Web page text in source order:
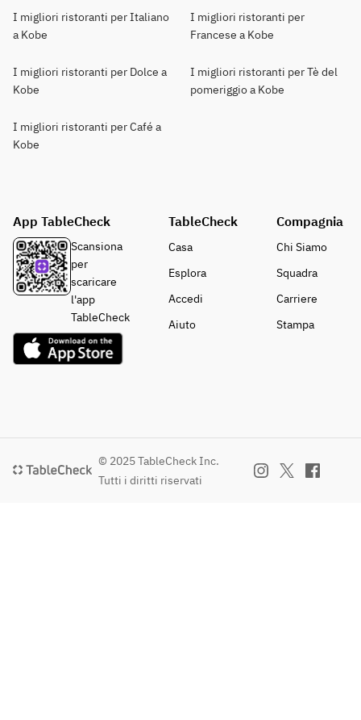
I migliori ristoranti per Italiano
a Kobe
I migliori ristoranti per
Francese a Kobe
I migliori ristoranti per Dolce a
Kobe
I migliori ristoranti per Tè del
pomeriggio a Kobe
I migliori ristoranti per Café a
Kobe
App TableCheck
Scansiona
per
scaricare
l'app
TableCheck
TableCheck
Casa
Esplora
Accedi
Aiuto
Compagnia
Chi Siamo
Squadra
Carriere
Stampa
© 2025 TableCheck Inc.
Tutti i diritti riservati